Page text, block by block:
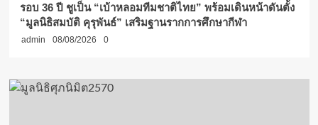
รอบ 36 ปี ชูเป็น “เบ้าหลอมทีมชาติไทย” พร้อมเดินหน้าดันตั้ง
“มูลนิธิสมบัติ คุรุพันธ์” เสริมฐานรากการศึกษากีฬา
admin 08/08/2026 0